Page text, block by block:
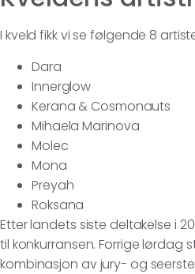
I kveld fikk vi se følgende 8
Dara
Innerglow
Kerana & Cosmonauts
Mihaela Marinova
Molec
Mona
Preyah
Roksana
Etter landets siste deltakelse i
til konkurransen. Forrige lørdag
kombinasjon av jury- og